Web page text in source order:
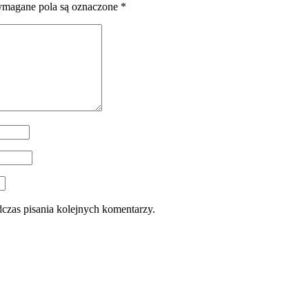
pola są oznaczone *
pisania kolejnych komentarzy.